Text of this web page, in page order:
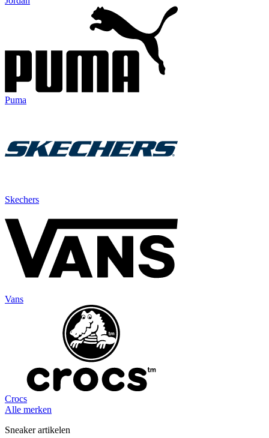
Puma
Skechers
Vans
Crocs
Alle merken
Sneaker artikelen